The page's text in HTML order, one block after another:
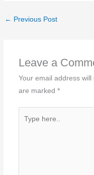
← Previous Post
Leave a
Your email address will
are marked *